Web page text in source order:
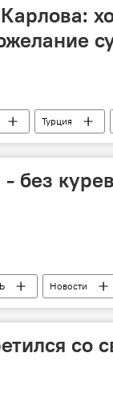
Турция
инициатива
без
Новости
курение
со